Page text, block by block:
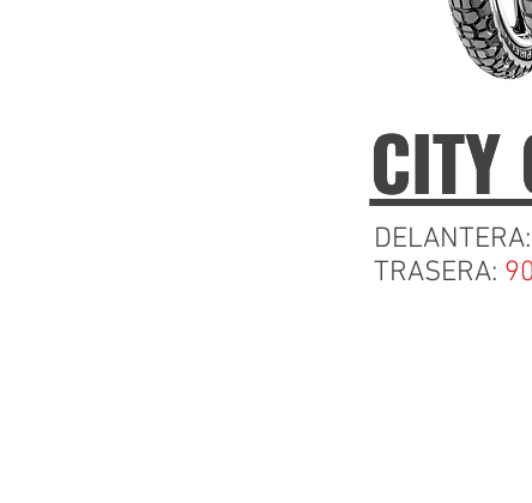
CITY
CITY
DELANTERA:
TRASERA: